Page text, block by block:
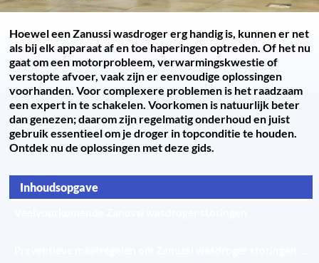
Hoewel een Zanussi wasdroger erg handig is, kunnen er net
als bij elk apparaat af en toe haperingen optreden. Of het nu
gaat om een motorprobleem, verwarmingskwestie of
verstopte afvoer, vaak zijn er eenvoudige oplossingen
voorhanden. Voor complexere problemen is het raadzaam
een expert in te schakelen. Voorkomen is natuurlijk beter
dan genezen; daarom zijn regelmatig onderhoud en juist
gebruik essentieel om je droger in topconditie te houden.
Ontdek nu de oplossingen met deze gids.
Inhoudsopgave